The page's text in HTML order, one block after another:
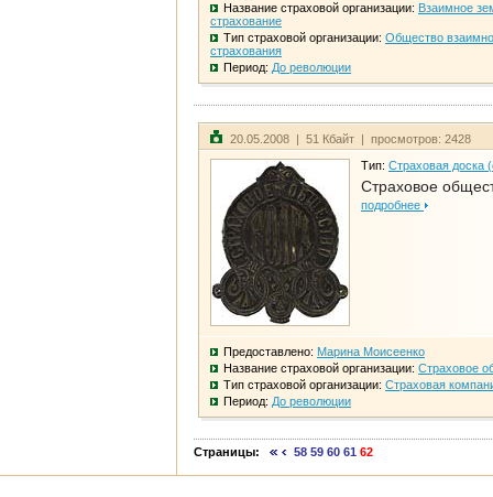
Название страховой организации: Взаимное
страхование
Тип страховой организации: Общество
страхования
Период: До революции
20.05.2008 | 51 Кбайт | просмотров: 2428
Тип: Страховая доска
Страховое
подробнее
Предоставлено: Марина Моисеенко
Название страховой организации: Страховое
Тип страховой организации: Страховая
Период: До революции
Страницы: 58 59 60 61 62